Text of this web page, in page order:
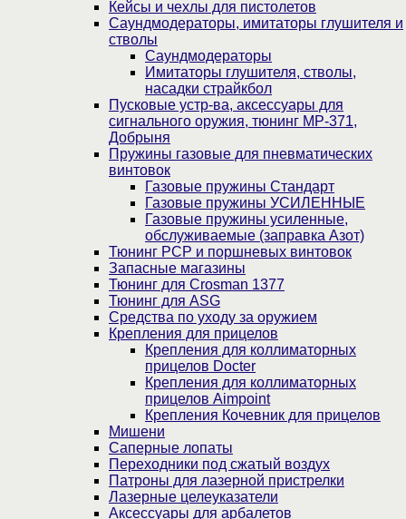
Кейсы и чехлы для пистолетов
Саундмодераторы, имитаторы глушителя и
стволы
Саундмодераторы
Имитаторы глушителя, стволы,
насадки страйкбол
Пусковые устр-ва, аксессуары для
сигнального оружия, тюнинг МР-371,
Добрыня
Пружины газовые для пневматических
винтовок
Газовые пружины Стандарт
Газовые пружины УСИЛЕННЫЕ
Газовые пружины усиленные,
обслуживаемые (заправка Азот)
Тюнинг PCP и поршневых винтовок
Запасные магазины
Тюнинг для Crosman 1377
Тюнинг для ASG
Средства по уходу за оружием
Крепления для прицелов
Крепления для коллиматорных
прицелов Docter
Крепления для коллиматорных
прицелов Aimpoint
Крепления Кочевник для прицелов
Мишени
Саперные лопаты
Переходники под сжатый воздух
Патроны для лазерной пристрелки
Лазерные целеуказатели
Аксессуары для арбалетов